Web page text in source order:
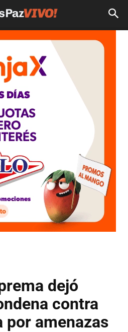
dejó
contra
por amenazas